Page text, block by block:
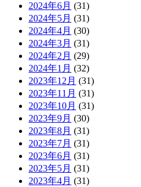
2024年6月 (31)
2024年5月 (31)
2024年4月 (30)
2024年3月 (31)
2024年2月 (29)
2024年1月 (32)
2023年12月 (31)
2023年11月 (31)
2023年10月 (31)
2023年9月 (30)
2023年8月 (31)
2023年7月 (31)
2023年6月 (31)
2023年5月 (31)
2023年4月 (31)